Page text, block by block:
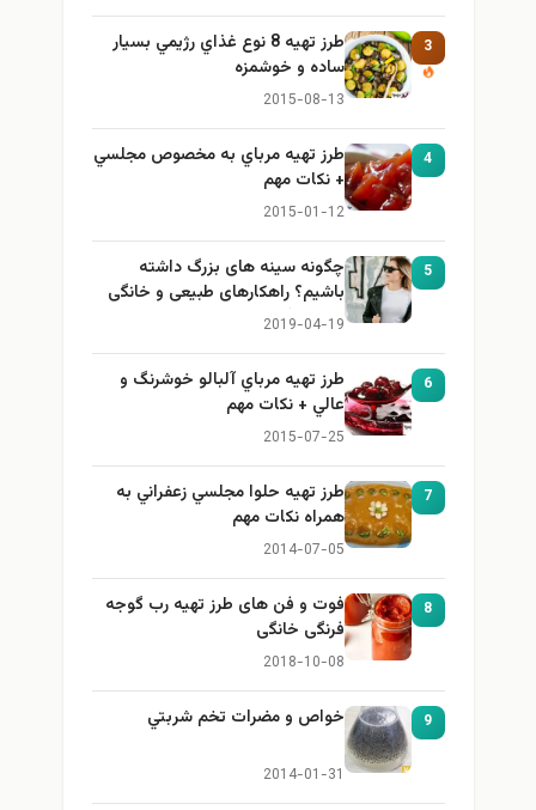
طرز تهيه 8 نوع غذاي رژيمي بسيار
ساده و خوشمزه
2015-08-13
طرز تهيه مرباي به مخصوص مجلسي
+ نكات مهم
2015-01-12
چگونه سینه های بزرگ داشته
باشیم؟ راهکارهای طبیعی و خانگی
برای بزرگ کردن سینه
2019-04-19
طرز تهيه مرباي آلبالو خوشرنگ و
عالي + نكات مهم
2015-07-25
طرز تهيه حلوا مجلسي زعفراني به
همراه نكات مهم
2014-07-05
فوت و فن های طرز تهیه رب گوجه
فرنگی خانگی
2018-10-08
خواص و مضرات تخم شربتي
2014-01-31